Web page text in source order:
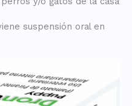
suspensión oral en